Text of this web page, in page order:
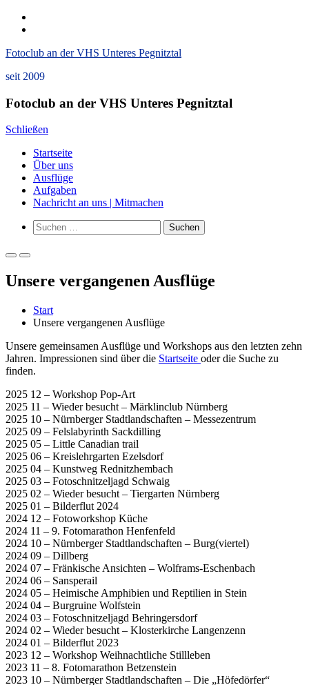
Zum
Inhalt
Impressum
Fotoclub an der VHS Unteres Pegnitztal
seit 2009
Fotoclub an der VHS Unteres Pegnitztal
Schließen
Startseite
Über uns
Ausflüge
Aufgaben
Nachricht an uns | Mitmachen
Such-
Formular
Suchen
nach:
Primäres
für
Primäres
für
Unsere vergangenen Ausflüge
Start
Unsere vergangenen Ausflüge
Unsere gemeinsamen Ausflüge und Workshops aus den letzten zehn
Jahren. Impressionen sind über die Startseite oder die Suche zu
finden.
2025 12 – Workshop Pop-Art
2025 11 – Wieder besucht – Märklinclub Nürnberg
2025 10 – Nürnberger Stadtlandschaften – Messezentrum
2025 09 – Felslabyrinth Sackdilling
2025 05 – Little Canadian trail
2025 06 – Kreislehrgarten Ezelsdorf
2025 04 – Kunstweg Rednitzhembach
2025 03 – Fotoschnitzeljagd Schwaig
2025 02 – Wieder besucht – Tiergarten Nürnberg
2025 01 – Bilderflut 2024
2024 12 – Fotoworkshop Küche
2024 11 – 9. Fotomarathon Henfenfeld
2024 10 – Nürnberger Stadtlandschaften – Burg(viertel)
2024 09 – Dillberg
2024 07 – Fränkische Ansichten – Wolframs-Eschenbach
2024 06 – Sansperail
2024 05 – Heimische Amphibien und Reptilien in Stein
2024 04 – Burgruine Wolfstein
2024 03 – Fotoschnitzeljagd Behringersdorf
2024 02 – Wieder besucht – Klosterkirche Langenzenn
2024 01 – Bilderflut 2023
2023 12 – Workshop Weihnachtliche Stillleben
2023 11 – 8. Fotomarathon Betzenstein
2023 10 – Nürnberger Stadtlandschaften – Die „Höfedörfer“